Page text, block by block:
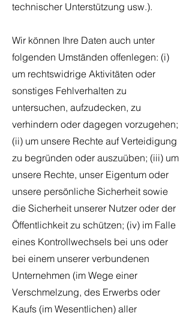
technischer Unterstützung usw.).
Wir können Ihre Daten auch unter
folgenden Umständen offenlegen: (i)
um rechtswidrige Aktivitäten oder
sonstiges Fehlverhalten zu
untersuchen, aufzudecken, zu
verhindern oder dagegen vorzugehen;
(ii) um unsere Rechte auf Verteidigung
zu begründen oder auszuüben; (iii) um
unsere Rechte, unser Eigentum oder
unsere persönliche Sicherheit sowie
die Sicherheit unserer Nutzer oder der
Öffentlichkeit zu schützen; (iv) im Falle
eines Kontrollwechsels bei uns oder
bei einem unserer verbundenen
Unternehmen (im Wege einer
Verschmelzung, des Erwerbs oder
Kaufs (im Wesentlichen) aller